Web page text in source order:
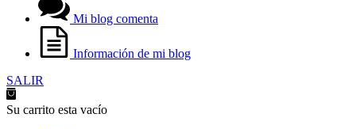
Mi blog comenta
Información de mi blog
SALIR
Su carrito esta vacío